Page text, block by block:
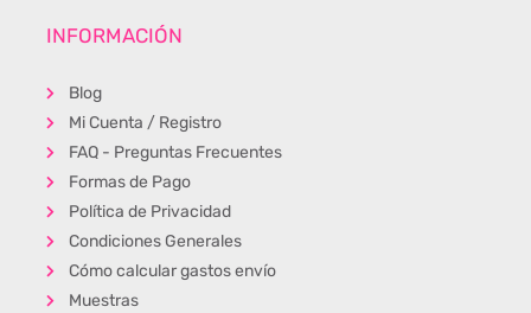
INFORMACIÓN
Blog
Mi Cuenta / Registro
FAQ - Preguntas Frecuentes
Formas de Pago
Política de Privacidad
Condiciones Generales
Cómo calcular gastos envío
Muestras